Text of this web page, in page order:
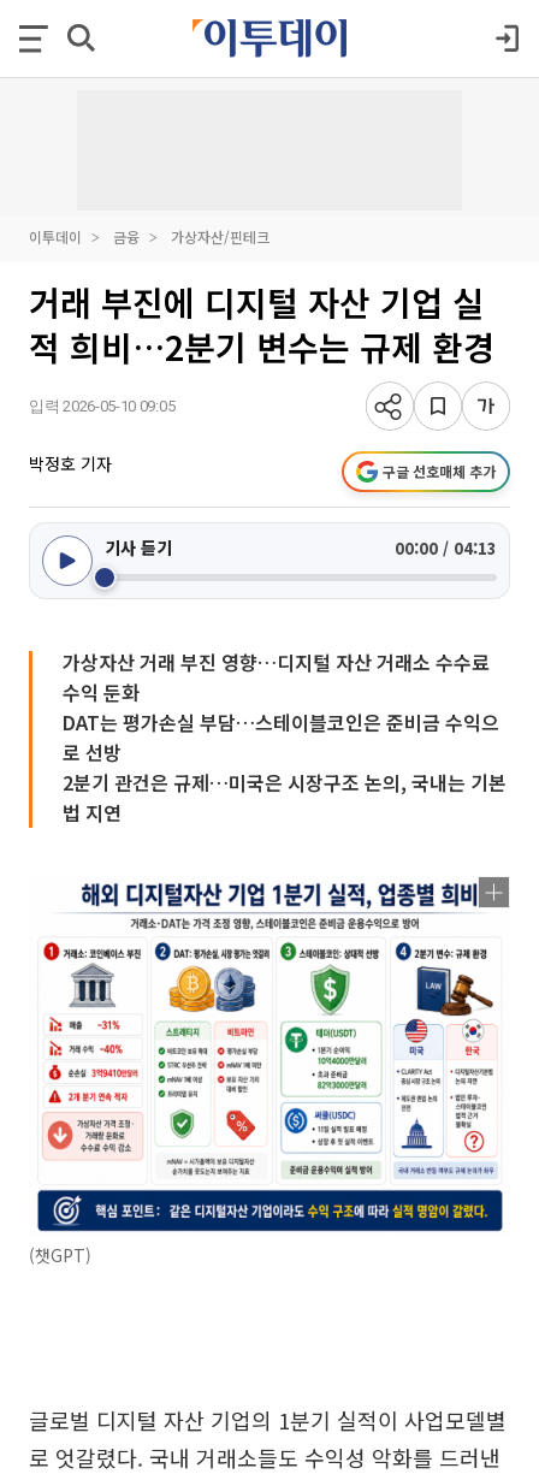
이투데이 금융 가상자산/핀테크
거래 부진에 디지털 자산 기업 실
적 희비…2분기 변수는 규제 환경
입력 2026-05-10 09:05
박정호 기자 구글 선호매체 추가
기사 듣기 00:00 / 04:13
가상자산 거래 부진 영향…디지털 자산 거래소 수수료
수익 둔화
DAT는 평가손실 부담…스테이블코인은 준비금 수익으
로 선방
2분기 관건은 규제…미국은 시장구조 논의, 국내는 기본
법 지연
(챗GPT)
글로벌 디지털 자산 기업의 1분기 실적이 사업모델별
로 엇갈렸다. 국내 거래소들도 수익성 악화를 드러낸